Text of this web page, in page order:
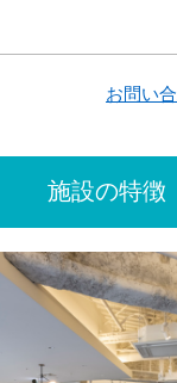
お問い
施設の特徴